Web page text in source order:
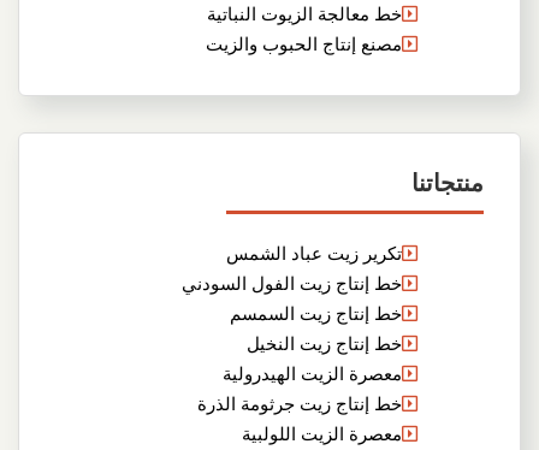
خط معالجة الزيوت النباتية
مصنع إنتاج الحبوب والزيت
منتجاتنا
تكرير زيت عباد الشمس
خط إنتاج زيت الفول السودني
خط إنتاج زيت السمسم
خط إنتاج زيت النخيل
معصرة الزيت الهيدرولية
خط إنتاج زيت جرثومة الذرة
معصرة الزيت اللولبية